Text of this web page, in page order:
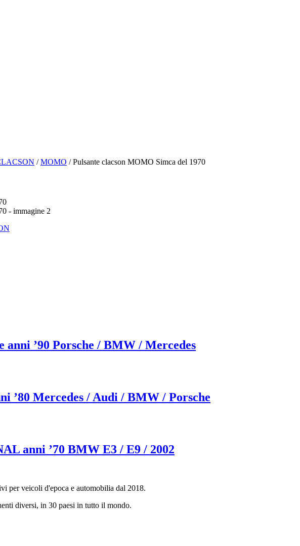
/MOMO / Pulsante clacson MOMO Simca del 1970
anni ’90 Porsche / BMW / Mercedes
’80 Mercedes / Audi / BMW / Porsche
anni ’70 BMW E3 / E9 / 2002
per veicoli d'epoca e automobilia dal 2018.
diversi, in 30 paesi in tutto il mondo.